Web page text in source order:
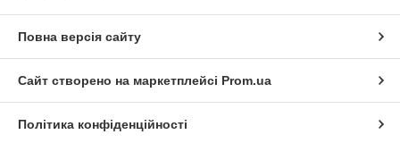
Повна версія сайту
Сайт створено на маркетплейсі Prom.ua
Політика конфіденційності